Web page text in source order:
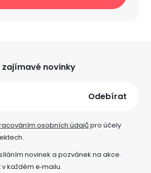
novinky
osobních údajůpro účely
novinek a pozvánek na akce.
každém e‑mailu.